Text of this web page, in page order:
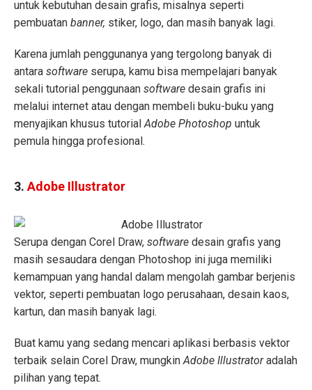
untuk kebutuhan desain grafis, misalnya seperti
pembuatan banner, stiker, logo, dan masih banyak lagi.
Karena jumlah penggunanya yang tergolong banyak di
antara software serupa, kamu bisa mempelajari banyak
sekali tutorial penggunaan software desain grafis ini
melalui internet atau dengan membeli buku-buku yang
menyajikan khusus tutorialAdobe Photoshop untuk
pemula hingga profesional.
3.Adobe Illustrator
Serupa dengan Corel Draw, software desain grafis yang
masih sesaudara dengan Photoshop ini juga memiliki
kemampuan yang handal dalam mengolah gambar berjenis
vektor, seperti pembuatan logo perusahaan, desain kaos,
kartun, dan masih banyak lagi.
Buat kamu yang sedang mencari aplikasi berbasis vektor
terbaik selain Corel Draw, mungkinAdobe Illustratoradalah
pilihan yang tepat.